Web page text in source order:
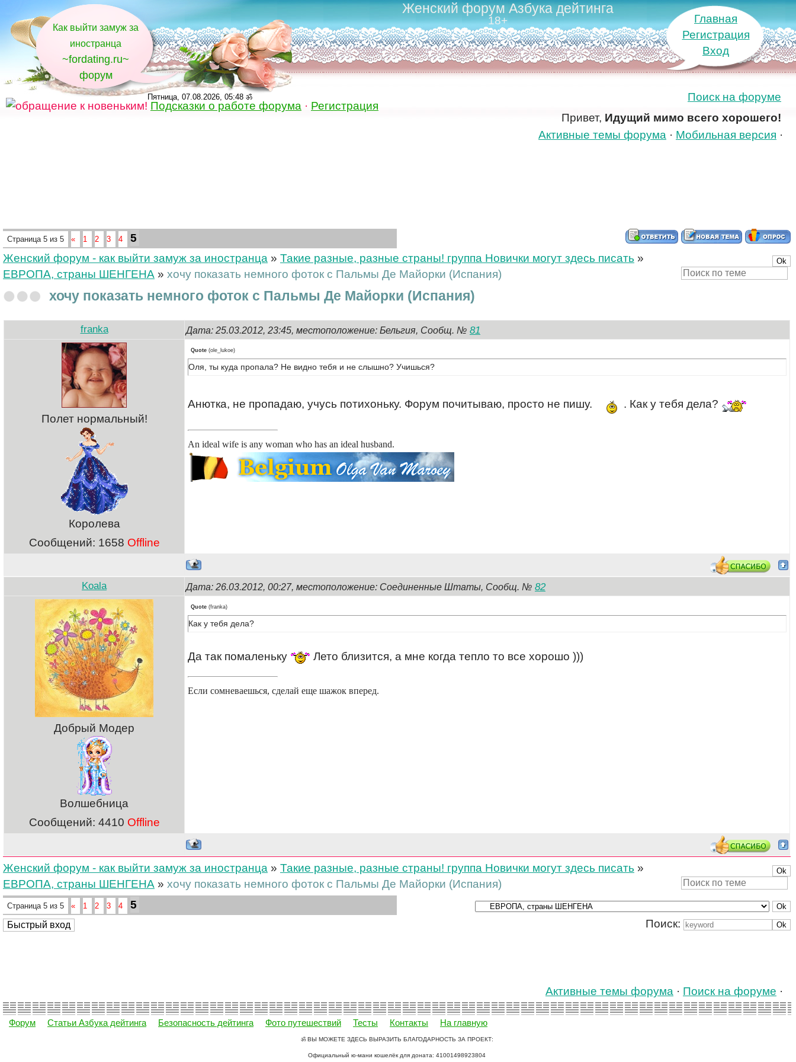
18+
Как выйти замуж за
иностранца
~fordating.ru~
форум
Женский форум Азбука дейтинга
Пятница, 07.08.2026, 05:48 ॐ
Главная
Регистрация
Вход
Привет, Идущий мимо всего хорошего!
Подсказки о работе форума · Регистрация
Активные темы форума · Мобильная версия ·
Поиск на форуме
Страница 5 из 5 « 1 2 3 4
5
Женский форум - как выйти замуж за иностранца » Такие разные, разные страны! группа Новички могут здесь писать »
ЕВРОПА, страны ШЕНГЕНА » хочу показать немного фоток с Пальмы Де Майорки (Испания)
хочу показать немного фоток с Пальмы Де Майорки (Испания)
franka Дата: 25.03.2012, 23:45, местоположение: Бельгия, Сообщ. № 81
Полет нормальный!
Королева
Сообщений: 1658 Offline
Quote (ole_lukoe)
Оля, ты куда пропала? Не видно тебя и не слышно? Учишься?
Анютка, не пропадаю, учусь потихоньку. Форум почитываю, просто не пишу. . Как у тебя дела?
An ideal wife is any woman who has an ideal husband.
Koala Дата: 26.03.2012, 00:27, местоположение: Соединенные Штаты, Сообщ. № 82
Добрый Модер
Волшебница
Сообщений: 4410 Offline
Quote (franka)
Как у тебя дела?
Да так помаленьку Лето близится, а мне когда тепло то все хорошо )))
Если сомневаешься, сделай еще шажок вперед.
Женский форум - как выйти замуж за иностранца » Такие разные, разные страны! группа Новички могут здесь писать »
ЕВРОПА, страны ШЕНГЕНА » хочу показать немного фоток с Пальмы Де Майорки (Испания)
Страница 5 из 5 « 1 2 3 4
5
Поиск:
Активные темы форума · Поиск на форуме ·
Форум Статьи Азбука дейтинга Безопасность дейтинга Фото путешествий Тесты Контакты На главную
ॐ ВЫ МОЖЕТЕ ЗДЕСЬ ВЫРАЗИТЬ БЛАГОДАРНОСТЬ ЗА ПРОЕКТ:
Официальный ю-мани кошелёк для доната: 41001498923804